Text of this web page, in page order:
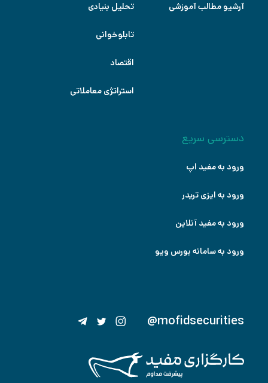
@mofidsecurities
آرشیو مطالب آموزشی تحلیل بنیادی
تابلوخوانی
اقتصاد
استراتژی معاملاتی
دسترسی سریع
ورود به مفید اپ
ورود به ایزی تریدر
ورود به مفید آنلاین
ورود به سامانه بورس ویو